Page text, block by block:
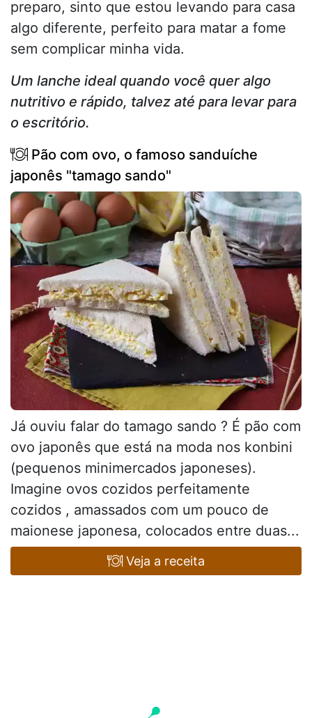
preparo, sinto que estou levando para casa
algo diferente, perfeito para matar a fome
sem complicar minha vida.
Um lanche ideal quando você quer algo
nutritivo e rápido, talvez até para levar para
o escritório.
Pão com ovo, o famoso sanduíche
japonês "tamago sando"
Já ouviu falar do tamago sando ? É pão com
ovo japonês que está na moda nos konbini
(pequenos minimercados japoneses).
Imagine ovos cozidos perfeitamente
cozidos , amassados com um pouco de
maionese japonesa, colocados entre duas...
Veja a receita